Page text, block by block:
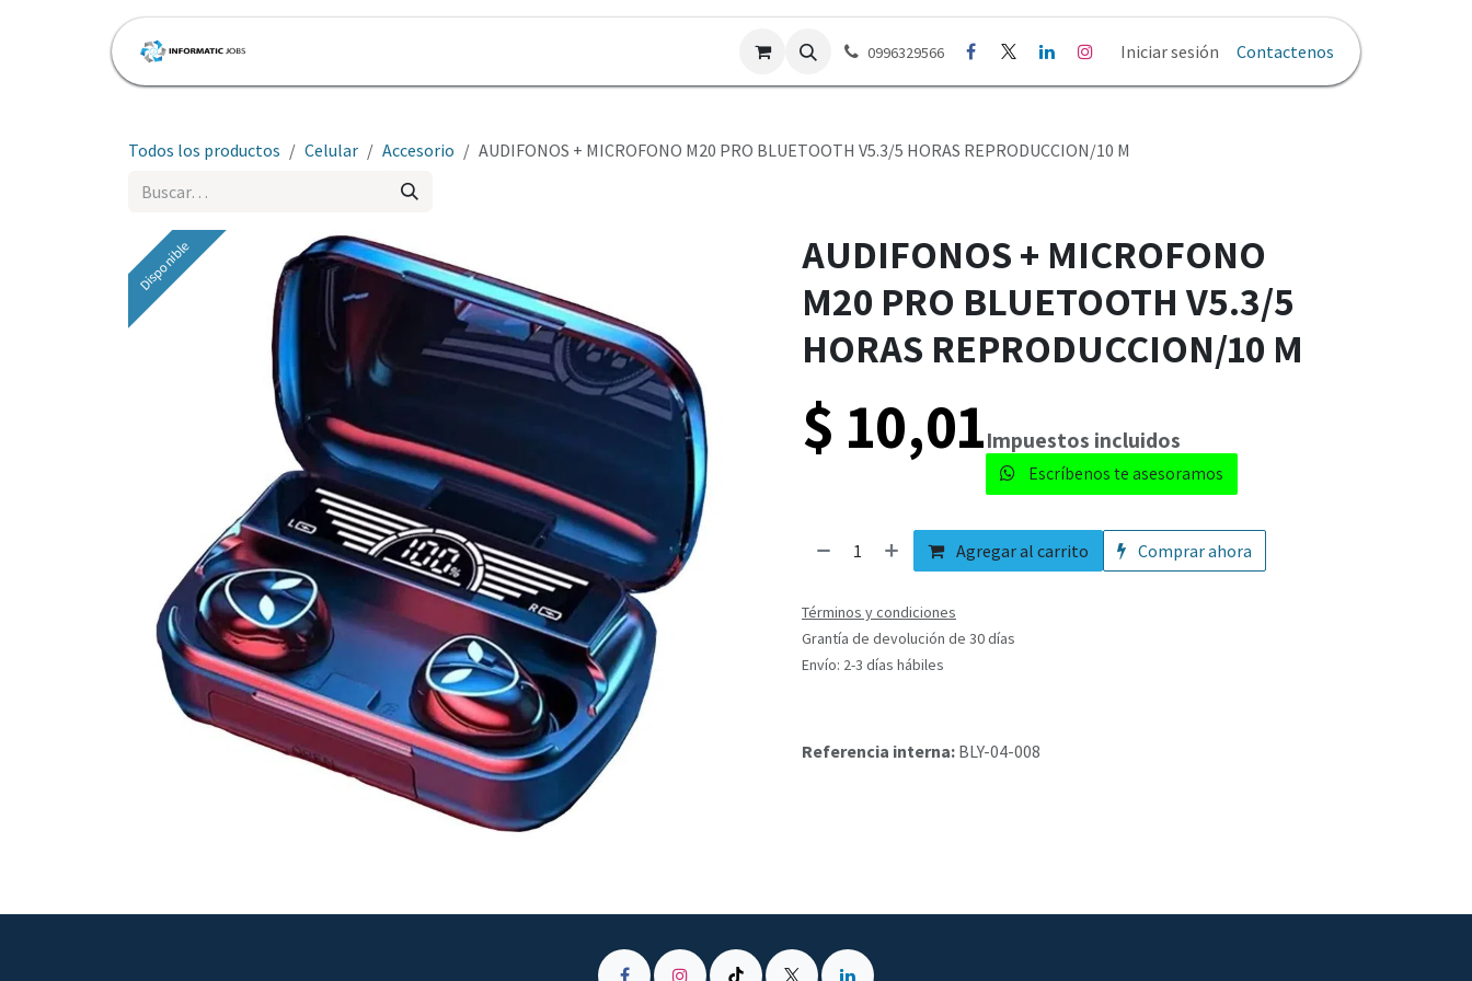
Preguntas Frecuentes Politicas y Privacidad
0996329566 Iniciar sesión Contactenos
Todos los productos Celular Accesorio AUDIFONOS + MICROFONO M20 PRO BLUETOOTH V5.3/5 HORAS REPRODUCCION/10 M
Disponible
AUDIFONOS + MICROFONO
M20 PRO BLUETOOTH V5.3/5
HORAS REPRODUCCION/10 M
$ 10,01​​Impuestos incluidos
Escríbenos te asesoramos​
Agregar al carrito Comprar ahora
Términos y condiciones
Grantía de devolución de 30 días
Envío: 2-3 días hábiles
Referencia interna: BLY-04-008